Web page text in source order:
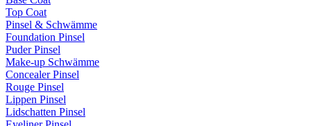
Top Coat
Pinsel & Schwämme
Foundation Pinsel
Puder Pinsel
Make-up Schwämme
Concealer Pinsel
Rouge Pinsel
Lippen Pinsel
Lidschatten Pinsel